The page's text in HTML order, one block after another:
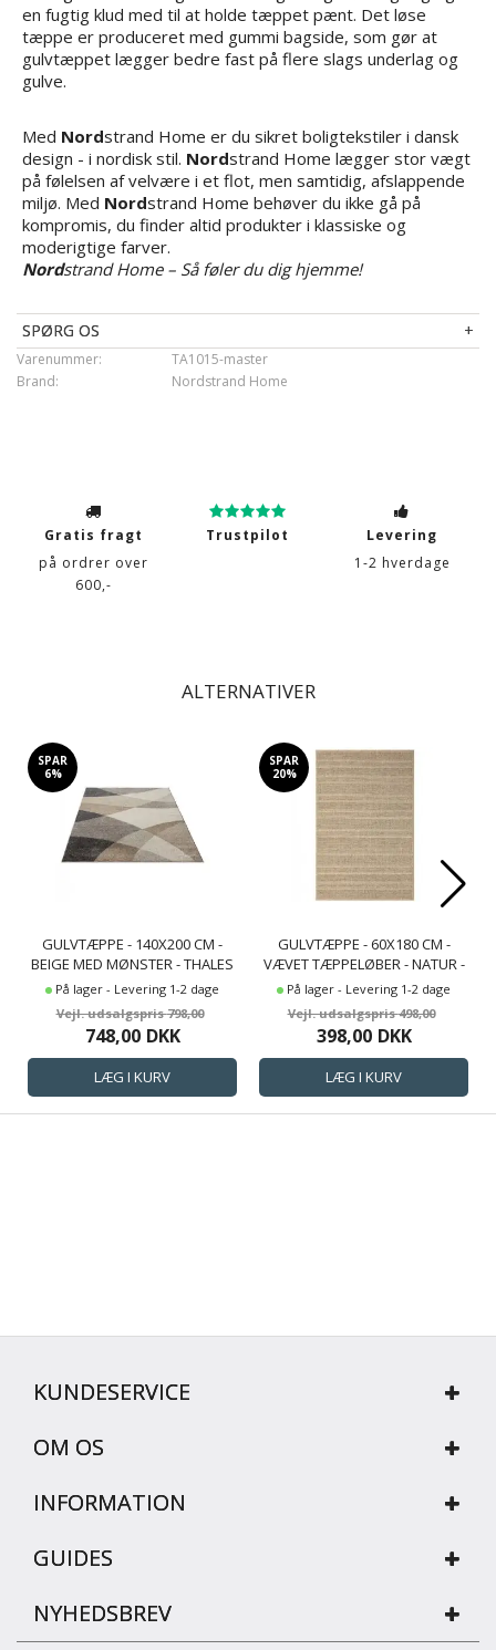
en fugtig klud med til at holde tæppet pænt. Det løse
tæppe er produceret med gummi bagside, som gør at
gulvtæppet lægger bedre fast på flere slags underlag og
gulve.
Med Nordstrand Home er du sikret boligtekstiler i dansk
design - i nordisk stil. Nordstrand Home lægger stor vægt
på følelsen af velvære i et flot, men samtidig, afslappende
miljø. Med Nordstrand Home behøver du ikke gå på
kompromis, du finder altid produkter i klassiske og
moderigtige farver.
Nordstrand Home – Så føler du dig hjemme!
SPØRG OS
TA1015-master
Varenummer:
Nordstrand Home
Brand:
Gratis fragt
på ordrer over
600,-
Trustpilot
Levering
1-2 hverdage
ALTERNATIVER
SPAR
6%
GULVTÆPPE - 140X200 CM -
BEIGE MED MØNSTER - THALES
- NORDSTRAND HOME
På lager - Levering 1-2 dage
798,00
748,00 DKK
SPAR
20%
GULVTÆPPE - 60X180 CM -
VÆVET TÆPPELØBER - NATUR -
KENZY - NORDSTRAND HOME
På lager - Levering 1-2 dage
498,00
398,00 DKK
KUNDESERVICE
OM OS
INFORMATION
GUIDES
NYHEDSBREV